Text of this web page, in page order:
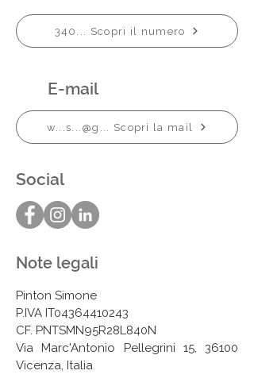
340... Scopri il numero
E-mail
w...s...@g... Scopri la mail
Social
Note legali
Pinton Simone
P.IVA IT04364410243
CF. PNTSMN95R28L840N
Via Marc'Antonio Pellegrini 15, 36100
Vicenza, Italia